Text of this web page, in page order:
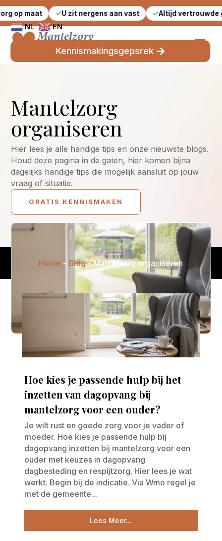
U zit nergens aan vast Altijd vertrouwde gezichten
NL EN
Kennismakingsgepsrek
Mantelzorg
organiseren
Hier lees je alle handige tips en onze nieuwste blogs.
Houd deze pagina in de gaten, hier komen bijna
dagelijks handige tips die mogelijk aansluit op jouw
vraag of situatie.
GRATIS KENNISMAKEN
Home - Blog-Mantelzorg organiseren
Hoe kies je passende hulp bij het
inzetten van dagopvang bij
mantelzorg voor een ouder?
Je wilt rust en goede zorg voor je vader of
moeder. Hoe kies je passende hulp bij
dagopvang inzetten bij mantelzorg voor een
ouder met keuzes in dagopvang
dagbesteding en respijtzorg. Hier lees je wat
werkt. Begin bij de indicatie. Via Wmo regel je
met de gemeente...
Lees Meer...